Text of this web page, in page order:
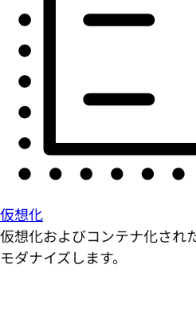
仮想化
仮想化およびコンテナ化され
モダナイズします。